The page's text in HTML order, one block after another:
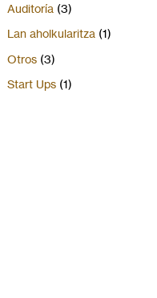
Auditoría (3)
Lan aholkularitza (1)
Otros (3)
Start Ups (1)